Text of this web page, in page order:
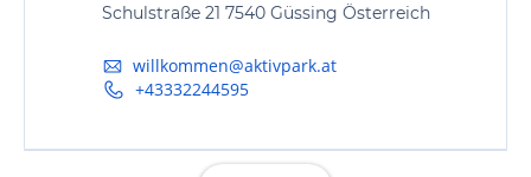
Schulstraße 21 7540 Güssing Österreich
willkommen@aktivpark.at
+43332244595